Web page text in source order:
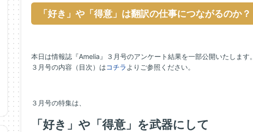
「好き」や「得意」は翻訳の仕事につながるのか？
本日は情報誌『Amelia』３月号のアンケート結果を一部公開いたします。
３月号の内容（目次）はコチラ よりご参照ください。
３月号の特集は、
「好き」や「得意」を武器にして